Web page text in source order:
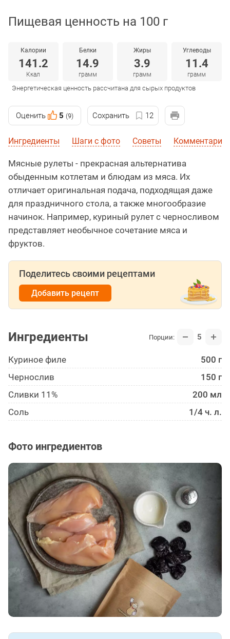
Пищевая ценность на 100 г
Калории
141.2
Ккал
Белки
14.9
грамм
Жиры
3.9
грамм
Углеводы
11.4
грамм
Энергетическая ценность рассчитана для сырых продуктов
Оценить 5 (9) Сохранить 12
Ингредиенты Шаги с фото Советы Комментарии
Мясные рулеты - прекрасная альтернатива
обыденным котлетам и блюдам из мяса. Их
отличает оригинальная подача, подходящая даже
для праздничного стола, а также многообразие
начинок. Например, куриный рулет с черносливом
представляет необычное сочетание мяса и
фруктов.
Поделитесь своими рецептами
Добавить рецепт
Ингредиенты Порции: 5
Куриное филе
500 г
Чернослив
150 г
Сливки 11%
200 мл
Соль
1/4 ч. л.
Фото ингредиентов